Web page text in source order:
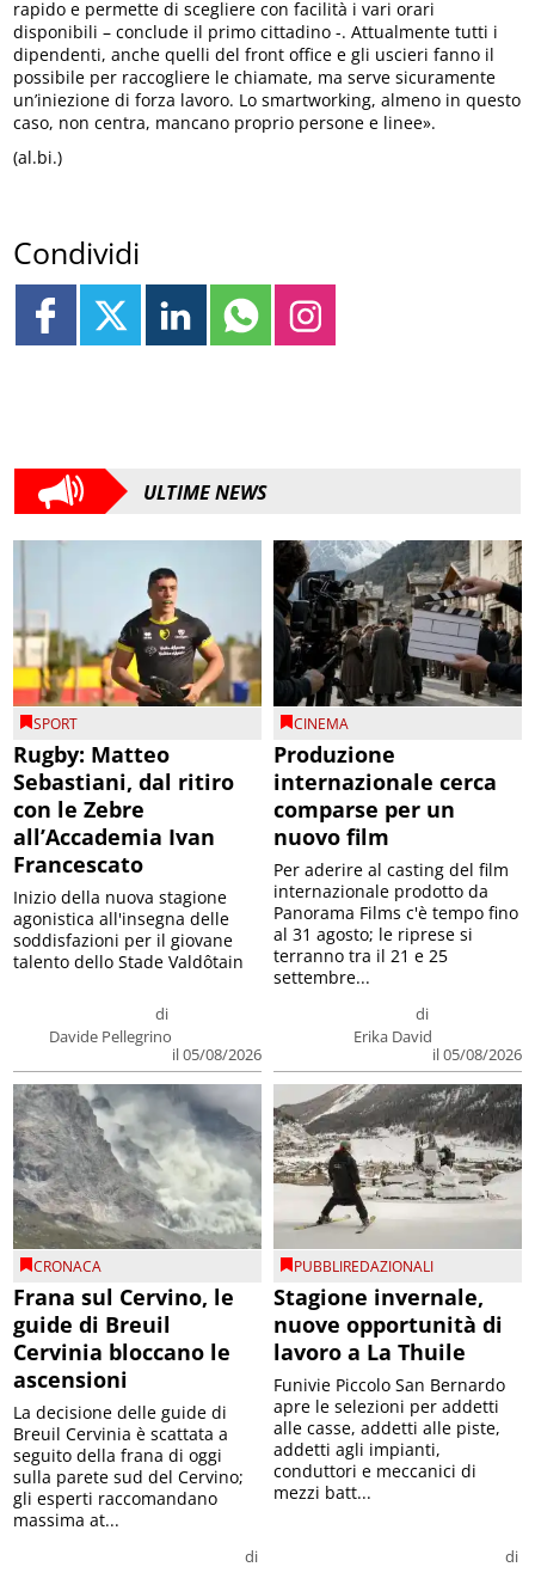
rapido e permette di scegliere con facilità i vari orari
disponibili – conclude il primo cittadino -. Attualmente tutti i
dipendenti, anche quelli del front office e gli uscieri fanno il
possibile per raccogliere le chiamate, ma serve sicuramente
un’iniezione di forza lavoro. Lo smartworking, almeno in questo
caso, non centra, mancano proprio persone e linee».
(al.bi.)
Condividi
ULTIME NEWS
SPORT
Rugby: Matteo
Sebastiani, dal ritiro
con le Zebre
all’Accademia Ivan
Francescato
di
Davide Pellegrino
il 05/08/2026
Inizio della nuova stagione
agonistica all'insegna delle
soddisfazioni per il giovane
talento dello Stade Valdôtain
CINEMA
Produzione
internazionale cerca
comparse per un
nuovo film
di
Erika David
il 05/08/2026
Per aderire al casting del film
internazionale prodotto da
Panorama Films c'è tempo fino
al 31 agosto; le riprese si
terranno tra il 21 e 25
settembre...
CRONACA
Frana sul Cervino, le
guide di Breuil
Cervinia bloccano le
ascensioni
di
La decisione delle guide di
Breuil Cervinia è scattata a
seguito della frana di oggi
sulla parete sud del Cervino;
gli esperti raccomandano
massima at...
PUBBLIREDAZIONALI
Stagione invernale,
nuove opportunità di
lavoro a La Thuile
di
Funivie Piccolo San Bernardo
apre le selezioni per addetti
alle casse, addetti alle piste,
addetti agli impianti,
conduttori e meccanici di
mezzi batt...